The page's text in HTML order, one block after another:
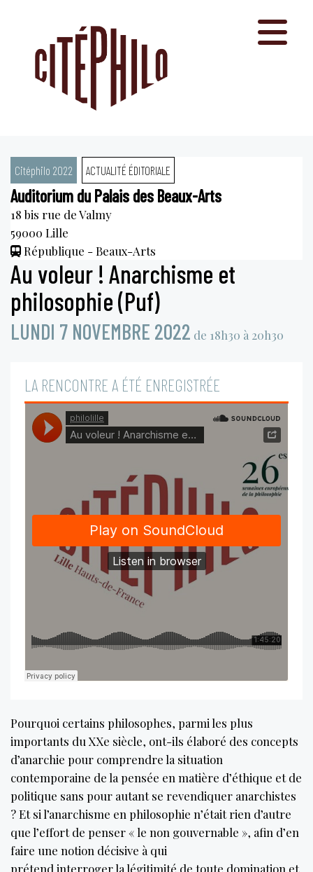
Citéphilo 2022 ACTUALITÉ ÉDITORIALE
Auditorium du Palais des Beaux-Arts
18 bis rue de Valmy
59000 Lille
République - Beaux-Arts
Au voleur ! Anarchisme et
philosophie (Puf)
LUNDI 7 NOVEMBRE 2022 de 18h30 à 20h30
LA RENCONTRE A ÉTÉ ENREGISTRÉE
Pourquoi certains philosophes, parmi les plus
importants du XXe siècle, ont-ils élaboré des concepts
d’anarchie pour comprendre la situation
contemporaine de la pensée en matière d’éthique et de
politique sans pour autant se revendiquer anarchistes
? Et si l’anarchisme en philosophie n’était rien d’autre
que l’effort de penser « le non gouvernable », afin d’en
faire une notion décisive à qui
prétend interroger la légitimité de toute domination et